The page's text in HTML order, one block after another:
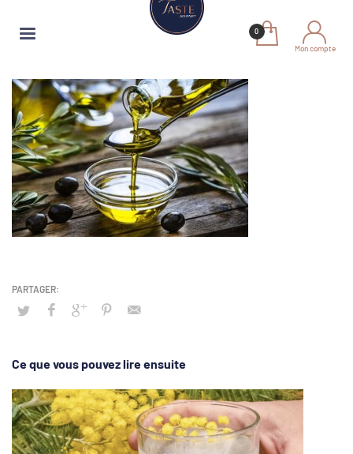
Mon compte
Ce que vous pouvez lire ensuite